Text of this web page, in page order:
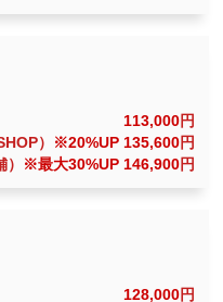
113,000円
）
※20%UP 135,600円
※最大30%UP 146,900円
128,000円